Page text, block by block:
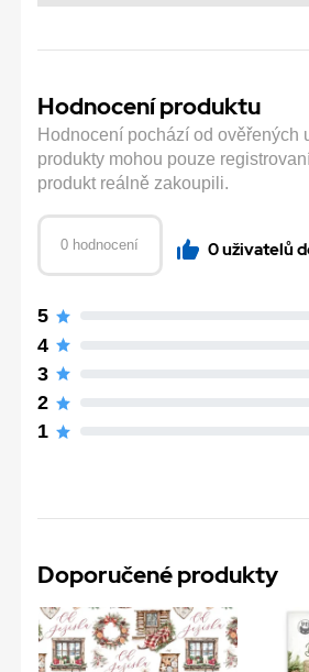
Hodnocení produktu
Hodnocení pochází od ověřených
produkty mohou pouze
produkt reálně zakoupili.
0 hodnocení 0 uživatelů
5
4
3
2
1
Doporučené produkty